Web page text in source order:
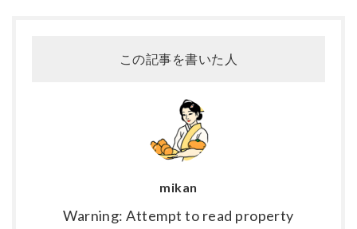
この記事を書いた人
mikan
Warning: Attempt to read property